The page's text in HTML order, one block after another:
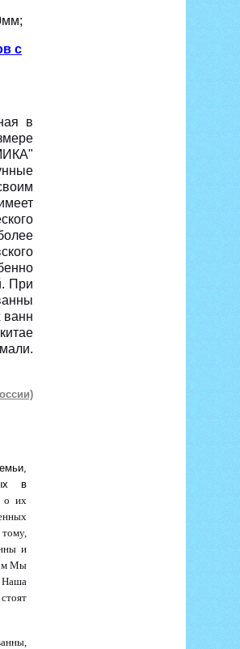
с
в
При
ванн
в
о их
тому,
и
Мы
Наша